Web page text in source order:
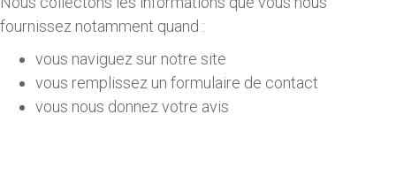
fournissez notamment quand :
vous naviguez sur notre site
vous remplissez un formulaire de contact
vous nous donnez votre avis